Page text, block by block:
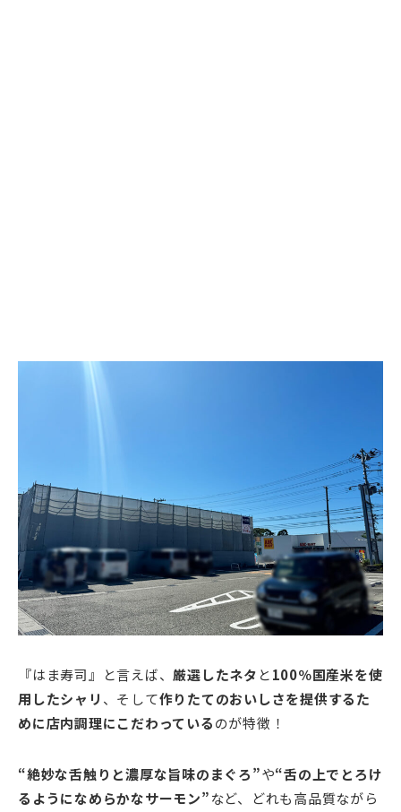
『はま寿司』と言えば、厳選したネタ と100％国産米を使
用したシャリ 、そして作りたてのおいしさを提供するた
めに店内調理にこだわっているのが特徴！
“絶妙な舌触りと濃厚な旨味のまぐろ”や“舌の上でとろけ
るようになめらかなサーモン”など、どれも高品質ながら